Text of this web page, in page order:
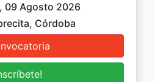
09 Agosto 2026
Córdoba